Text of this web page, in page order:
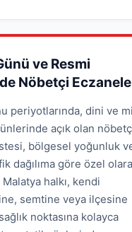
ve Resmi
Nöbetçi
periyotlarında, dini ve
açık olan
bölgesel yoğunluk
dağılıma göre özel
halkı, kendi
semtine veya ilçesine
noktasına kolayca